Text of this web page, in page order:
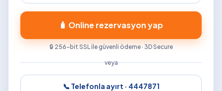
🧳 Online rezervasyon yap
🔒 256-bit SSL ile güvenli ödeme · 3D Secure
veya
📞 Telefonla ayırt · 4447871